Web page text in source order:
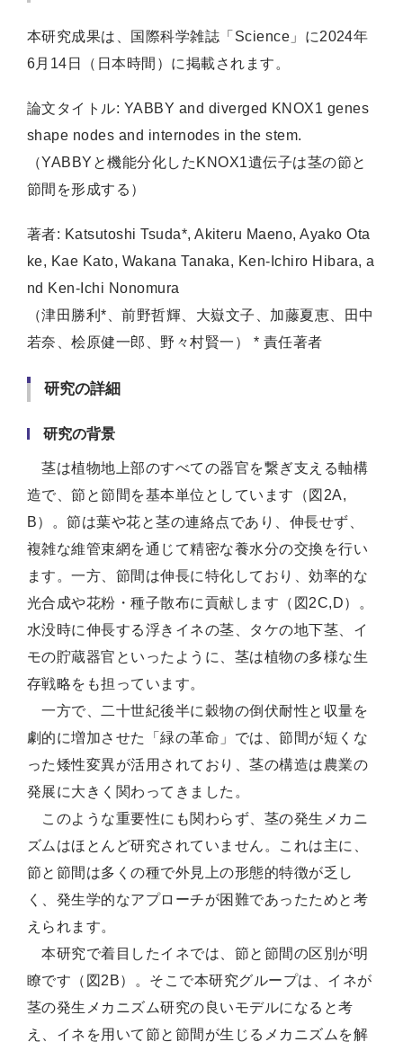
本研究成果は、国際科学雑誌「Science」に2024年
6月14日（日本時間）に掲載されます。
論文タイトル: YABBY and diverged KNOX1 genes
shape nodes and internodes in the stem.
（YABBYと機能分化したKNOX1遺伝子は茎の節と
節間を形成する）
著者: Katsutoshi Tsuda*, Akiteru Maeno, Ayako Ota
ke, Kae Kato, Wakana Tanaka, Ken-Ichiro Hibara, a
nd Ken-Ichi Nonomura
（津田勝利*、前野哲輝、大嶽文子、加藤夏恵、田中
若奈、桧原健一郎、野々村賢一） * 責任著者
研究の詳細
研究の背景
茎は植物地上部のすべての器官を繋ぎ支える軸構
造で、節と節間を基本単位としています（図2A,
B）。節は葉や花と茎の連絡点であり、伸長せず、
複雑な維管束網を通じて精密な養水分の交換を行い
ます。一方、節間は伸長に特化しており、効率的な
光合成や花粉・種子散布に貢献します（図2C,D）。
水没時に伸長する浮きイネの茎、タケの地下茎、イ
モの貯蔵器官といったように、茎は植物の多様な生
存戦略をも担っています。
一方で、二十世紀後半に穀物の倒伏耐性と収量を
劇的に増加させた「緑の革命」では、節間が短くな
った矮性変異が活用されており、茎の構造は農業の
発展に大きく関わってきました。
このような重要性にも関わらず、茎の発生メカニ
ズムはほとんど研究されていません。これは主に、
節と節間は多くの種で外見上の形態的特徴が乏し
く、発生学的なアプローチが困難であったためと考
えられます。
本研究で着目したイネでは、節と節間の区別が明
瞭です（図2B）。そこで本研究グループは、イネが
茎の発生メカニズム研究の良いモデルになると考
え、イネを用いて節と節間が生じるメカニズムを解